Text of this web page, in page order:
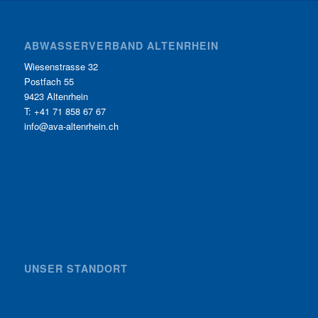
ABWASSERVERBAND ALTENRHEIN
Wiesenstrasse 32
Postfach 55
9423 Altenrhein
T: +41 71 858 67 67
info@ava-altenrhein.ch
UNSER STANDORT